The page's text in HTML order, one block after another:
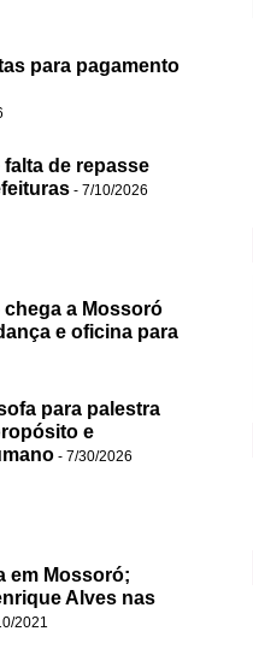
para pagamento
de repasse
- 7/10/2026
chega a Mossoró
e oficina para
para palestra
e
- 7/30/2026
em Mossoró;
Alves nas
2021